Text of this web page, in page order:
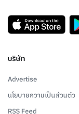
บริษัท
Advertise
นโยบายความเป็นส่วนตัว
RSS Feed